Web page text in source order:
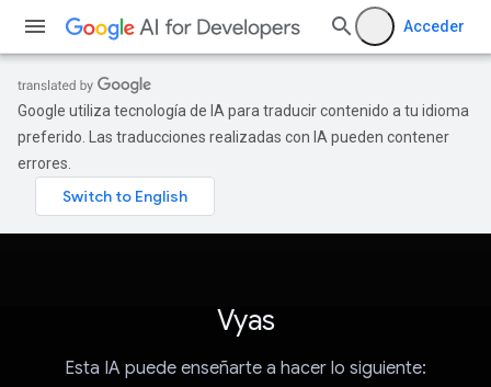
Acceder
Google utiliza tecnología de IA para traducir contenido a tu idioma
preferido. Las traducciones realizadas con IA pueden contener
errores.
Vyas
Esta IA puede enseñarte a hacer lo siguiente: